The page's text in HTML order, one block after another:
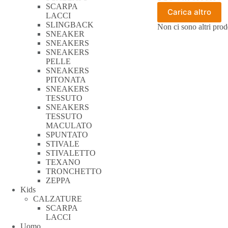
Le
possono
Carica altro
Non ci sono altri
SCARPA
LACCI
SLINGBACK
SNEAKER
SNEAKERS
SNEAKERS
PELLE
SNEAKERS
PITONATA
SNEAKERS
TESSUTO
SNEAKERS
TESSUTO
MACULATO
SPUNTATO
STIVALE
STIVALETTO
TEXANO
TRONCHETTO
ZEPPA
Kids
CALZATURE
SCARPA
LACCI
Uomo